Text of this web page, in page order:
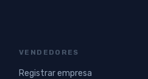
VENDEDORES
Registrar empresa